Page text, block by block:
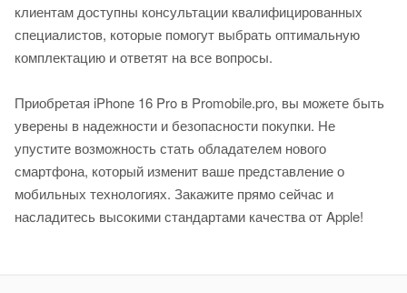
клиентам доступны консультации квалифицированных
специалистов, которые помогут выбрать оптимальную
комплектацию и ответят на все вопросы.
Приобретая iPhone 16 Pro в Promobile.pro, вы можете быть
уверены в надежности и безопасности покупки. Не
упустите возможность стать обладателем нового
смартфона, который изменит ваше представление о
мобильных технологиях. Закажите прямо сейчас и
насладитесь высокими стандартами качества от Apple!